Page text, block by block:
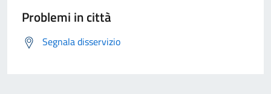
Problemi in città
Segnala disservizio